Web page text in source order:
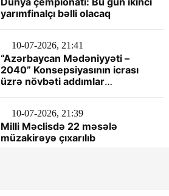
yarımfinalçı bəlli olacaq
10-07-2026, 21:41
“Azərbaycan Mədəniyyəti –
2040” Konsepsiyasının icrası
üzrə növbəti addımlar
10-07-2026, 21:39
Milli Məclisdə 22 məsələ
müzakirəyə çıxarılıb